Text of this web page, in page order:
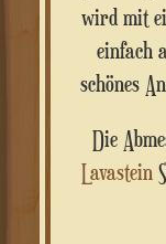
wird mit
einfach
schönes
Die
Lavastein